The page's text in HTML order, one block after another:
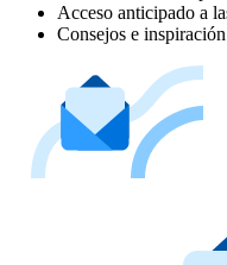
Acceso anticipado a
Consejos e